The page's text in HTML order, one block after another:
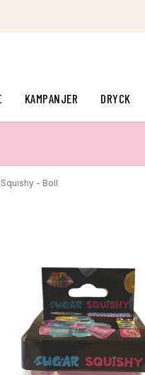
KAMPANJER DRYCK
- Boll